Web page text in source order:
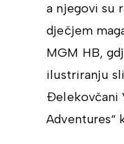
a njegovi su
dječjem
MGM HB,
ilustriranju
Đelekovčani
Adventures“